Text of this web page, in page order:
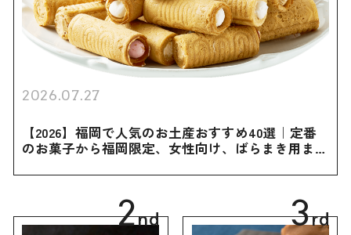
2026.07.27
【2026】福岡で人気のお土産おすすめ40選｜定番
のお菓子から福岡限定、女性向け、ばらまき用まで
2nd 3rd